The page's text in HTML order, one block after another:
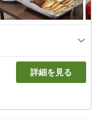
詳細を見る